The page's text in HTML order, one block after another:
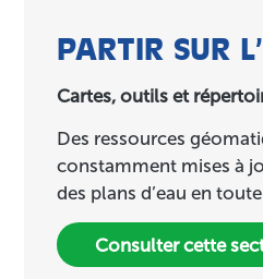
PARTIR SUR
Cartes, outils et
Des ressources
constamment mises à
des plans d’eau en
Consulter cette